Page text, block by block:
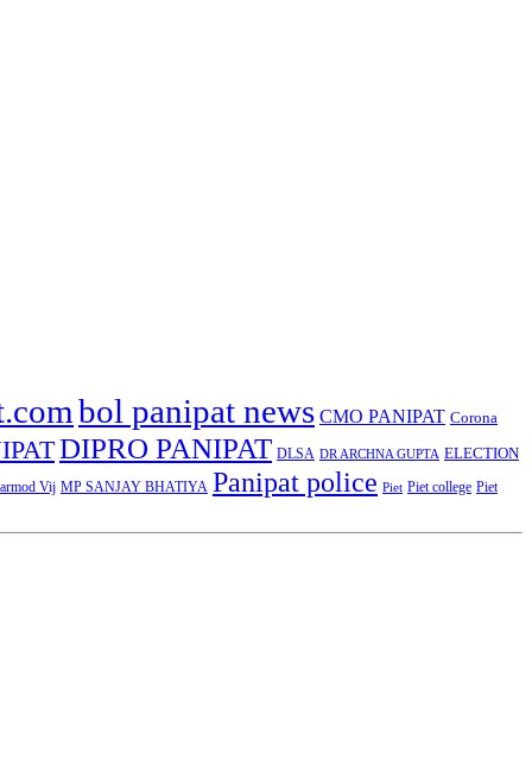
bol panipat news CMO PANIPAT Corona
DIPRO PANIPAT DLSA DR ARCHNA GUPTA ELECTION
Vij MP SANJAY BHATIYA Panipat police Piet Piet college Piet